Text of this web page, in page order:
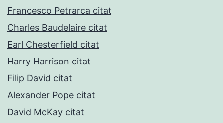
Francesco Petrarca citat
Charles Baudelaire citat
Earl Chesterfield citat
Harry Harrison citat
Filip David citat
Alexander Pope citat
David McKay citat